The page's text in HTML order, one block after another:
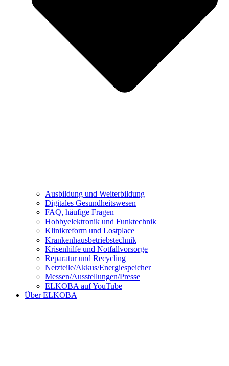
Ausbildung und Weiterbildung
Digitales Gesundheitswesen
FAQ, häufige Fragen
Hobbyelektronik und Funktechnik
Klinikreform und Lostplace
Krankenhausbetriebstechnik
Krisenhilfe und Notfallvorsorge
Reparatur und Recycling
Netzteile/Akkus/Energiespeicher
Messen/Ausstellungen/Presse
ELKOBA auf YouTube
Über ELKOBA